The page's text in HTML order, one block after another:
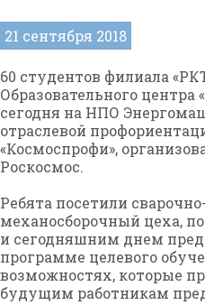
21 сентября 2018
60 студентов филиала
Образовательного центра
сегодня на НПО
отраслевой
«Космоспрофи»,
Роскосмос.
Ребята посетили
механосборочный цеха,
и сегодняшним днем
программе целевого
возможностях, которые
будущим работникам